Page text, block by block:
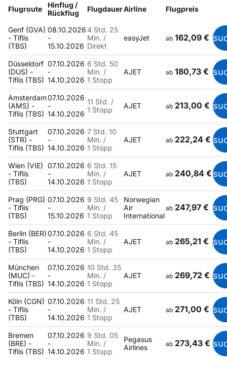
Flugroute
Hinflug /
Rückflug
FlugdauerAirline Flugpreis
Genf (GVA)
- Tiflis
(TBS)
08.10.2026
-
15.10.2026
4 Std. 25
Min. /
Direkt
easyJet ab 162,09 €
Düsseldorf
(DUS) -
Tiflis (TBS)
07.10.2026
-
14.10.2026
6 Std. 50
Min. /
1 Stopp
AJET ab 180,73 €
Amsterdam
(AMS) -
Tiflis (TBS)
07.10.2026
-
14.10.2026
11 Std. /
1 Stopp
AJET ab 213,00 €
Stuttgart
(STR) -
Tiflis (TBS)
07.10.2026
-
14.10.2026
7 Std. 10
Min. /
1 Stopp
AJET ab 222,24 €
Wien (VIE)
- Tiflis
(TBS)
07.10.2026
-
14.10.2026
6 Std. 15
Min. /
1 Stopp
AJET ab 240,84 €
Prag (PRG)
- Tiflis
(TBS)
07.10.2026
-
15.10.2026
9 Std. 45
Min. /
1 Stopp
Norwegian
Air
International
ab 247,97 €
Berlin (BER)
- Tiflis
(TBS)
07.10.2026
-
14.10.2026
6 Std. 45
Min. /
1 Stopp
AJET ab 265,21 €
München
(MUC) -
Tiflis (TBS)
07.10.2026
-
14.10.2026
10 Std. 35
Min. /
1 Stopp
AJET ab 269,72 €
Köln (CGN)
- Tiflis
(TBS)
07.10.2026
-
14.10.2026
11 Std. 25
Min. /
1 Stopp
AJET ab 271,00 €
Bremen
(BRE) -
Tiflis (TBS)
07.10.2026
-
14.10.2026
9 Std. 05
Min. /
1 Stopp
Pegasus
Airlines
ab 273,43 €